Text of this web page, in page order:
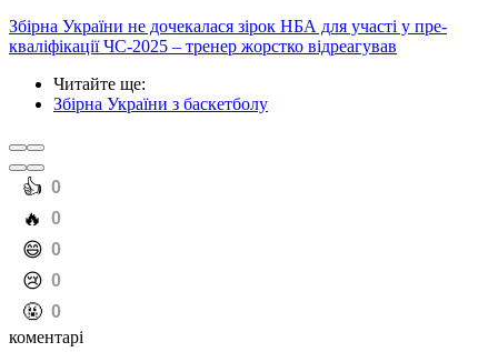
Збірна України не дочекалася зірок НБА для участі у пре-
кваліфікації ЧС-2025 – тренер жорстко відреагував
Читайте ще:
Збірна України з баскетболу
️👍 0
️🔥 0
️😄 0
️😢 0
️🤬 0
коментарі